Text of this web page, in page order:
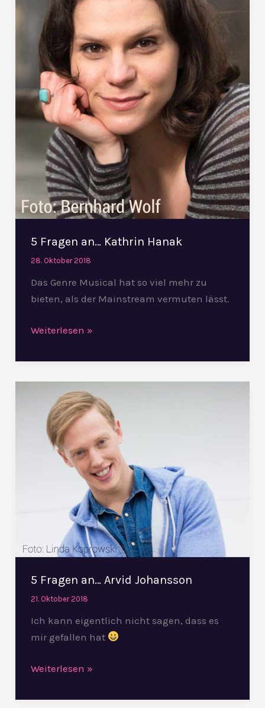
5 Fragen an… Kathrin Hanak
28. Oktober 2018
Das Genre Musical hat so viel mehr zu
bieten, als der Mainstream vermuten lässt.
Weiterlesen »
5 Fragen an… Arvid Johansson
21. Oktober 2018
Ich kann eigentlich nicht sagen, dass es
mir gefallen hat
Fragen
an…
Arvid
Johansson
Weiterlesen »